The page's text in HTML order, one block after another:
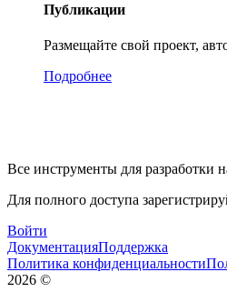
Публикации
Размещайте свой проект,
Подробнее
Все инструменты для разработки
Для полного доступа
Войти
ДокументацияПоддержка
Политика конфиденциальности
2026 ©